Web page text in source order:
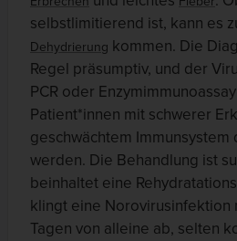
selbstlimitierend ist, kann es
Dehydrierung kommen. Die
Regel präsumptiv, und der
PCR oder
Patient*innen mit schwerer
geschwächtem Immunsystem
werden. Die Behandlung ist
beinhaltet eine
klingt eine Norovirusinfektion
Tagen von alleine ab, selten